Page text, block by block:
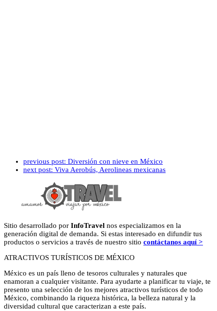
previous post: Diversión con nieve en México
next post: Viva Aerobús, Aerolineas mexicanas
Sitio desarrollado por InfoTravel nos especializamos en la
generación digital de demanda. Si estas interesado en difundir tus
productos o servicios a través de nuestro sitio contáctanos aquí >
ATRACTIVOS TURÍSTICOS DE MÉXICO
México es un país lleno de tesoros culturales y naturales que
enamoran a cualquier visitante. Para ayudarte a planificar tu viaje, te
presento una selección de los mejores atractivos turísticos de todo
México, combinando la riqueza histórica, la belleza natural y la
diversidad cultural que caracterizan a este país.